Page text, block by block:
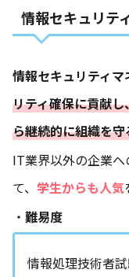
情報セキュリテ
情報セキュリティ
リティ確保に貢献
ら継続的に組織を
IT業界以外の企業へ
て、 学生からも人気
・ 難易度
情報処理技術者